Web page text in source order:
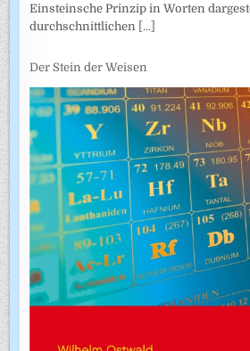
Einsteinsche Prinzip in Worten
durchschnittlichen [...]
Der Stein der Weisen